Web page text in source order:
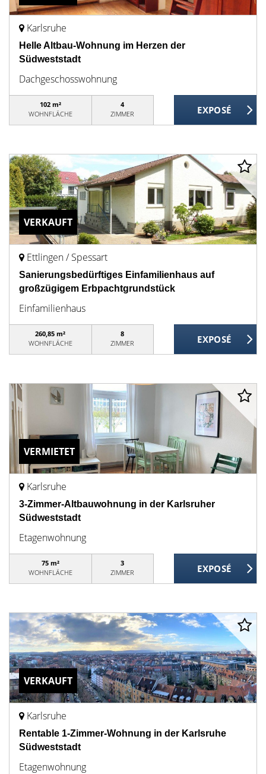
Karlsruhe
Helle Altbau-Wohnung im Herzen der
Südweststadt
Dachgeschosswohnung
102 m²
WOHNFLÄCHE
4
ZIMMER
VERKAUFT
Ettlingen / Spessart
Sanierungsbedürftiges Einfamilienhaus auf
großzügigem Erbpachtgrundstück
Einfamilienhaus
260,85 m²
WOHNFLÄCHE
8
ZIMMER
VERMIETET
Karlsruhe
3-Zimmer-Altbauwohnung in der Karlsruher
Südweststadt
Etagenwohnung
75 m²
WOHNFLÄCHE
3
ZIMMER
VERKAUFT
Karlsruhe
Rentable 1-Zimmer-Wohnung in der Karlsruhe
Südweststadt
Etagenwohnung